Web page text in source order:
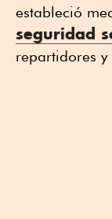
estableció
seguridad
repartidores